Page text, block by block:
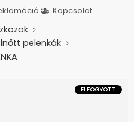
Kapcsolat
pelenkák
ELFOGYOTT